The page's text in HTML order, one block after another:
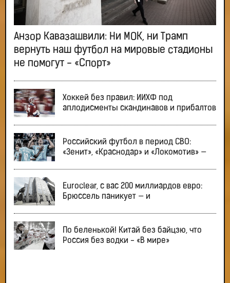
Анзор Кавазашвили: Ни МОК, ни Трамп
вернуть наш футбол на мировые стадионы
не помогут - «Спорт»
Хоккей без правил: ИИХФ под
аплодисменты скандинавов и прибалтов
Российский футбол в период СВО:
«Зенит», «Краснодар» и «Локомотив» —
Euroclear, с вас 200 миллиардов евро:
Брюссель паникует — и
По беленькой! Китай без байцзю, что
Россия без водки - «В мире»